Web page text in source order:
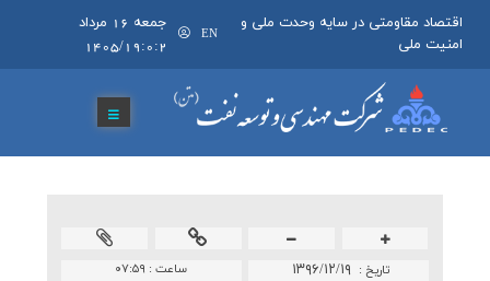
اقتصاد مقاومتی در سایه وحدت ملی و
امنیت ملی
EN
جمعه 16 مرداد
1405/19:0:2
ساعت : ۰۷:۵۹ تاريخ : ۱۳۹۶/۱۲/۱۹